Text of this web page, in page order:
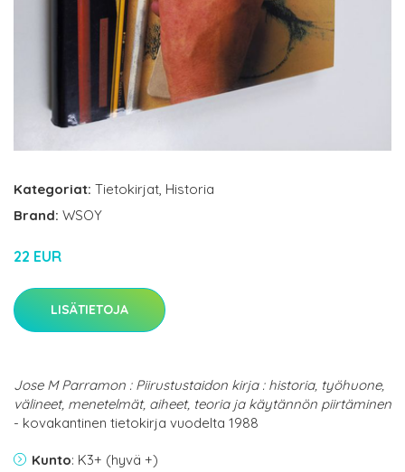
Kategoriat: Tietokirjat, Historia
Brand: WSOY
22 EUR
LISÄTIETOJA
Jose M Parramon : Piirustustaidon kirja : historia, työhuone,
välineet, menetelmät, aiheet, teoria ja käytännön piirtäminen
- kovakantinen tietokirja vuodelta 1988
Kunto: K3+ (hyvä +)